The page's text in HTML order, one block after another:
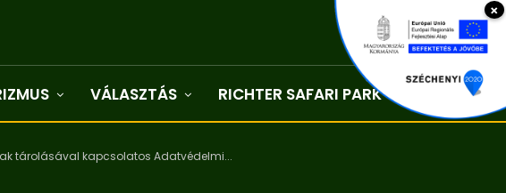
VÁLASZTÁS RICHTER SAFARI PARK Kapcsolat
tárolásával kapcsolatos Adatvédelmi...
×